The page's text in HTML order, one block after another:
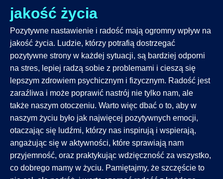
jakość życia
Pozytywne nastawienie i radość mają ogromny wpływ na
jakość życia. Ludzie, którzy potrafią dostrzegać
pozytywne strony w każdej sytuacji, są bardziej odporni
na stres, lepiej radzą sobie z problemami i cieszą się
lepszym zdrowiem psychicznym i fizycznym. Radość jest
zaraźliwa i może poprawić nastrój nie tylko nam, ale
także naszym otoczeniu. Warto więc dbać o to, aby w
naszym życiu było jak najwięcej pozytywnych emocji,
otaczając się ludźmi, którzy nas inspirują i wspierają,
angażując się w aktywności, które sprawiają nam
przyjemność, oraz praktykując wdzięczność za wszystko,
co dobrego mamy w życiu. Pamiętajmy, że szczęście to